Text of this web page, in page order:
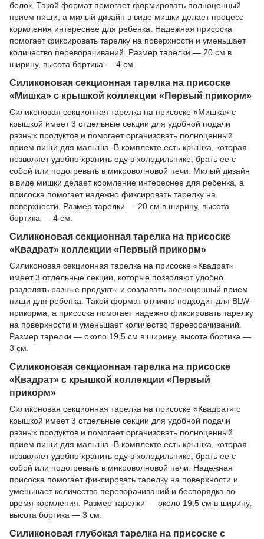
белок. Такой формат помогает формировать полноценный
прием пищи, а милый дизайн в виде мишки делает процесс
кормления интереснее для ребенка. Надежная присоска
помогает фиксировать тарелку на поверхности и уменьшает
количество переворачиваний. Размер тарелки — 20 см в
ширину, высота бортика — 4 см.
Силиконовая секционная тарелка на присоске
«Мишка» с крышкой коллекции «Первый прикорм»
Силиконовая секционная тарелка на присоске «Мишка» с
крышкой имеет 3 отдельные секции для удобной подачи
разных продуктов и помогает организовать полноценный
прием пищи для малыша. В комплекте есть крышка, которая
позволяет удобно хранить еду в холодильнике, брать ее с
собой или подогревать в микроволновой печи. Милый дизайн
в виде мишки делает кормление интереснее для ребенка, а
присоска помогает надежно фиксировать тарелку на
поверхности. Размер тарелки — 20 см в ширину, высота
бортика — 4 см.
Силиконовая секционная тарелка на присоске
«Квадрат» коллекции «Первый прикорм»
Силиконовая секционная тарелка на присоске «Квадрат»
имеет 3 отдельные секции, которые позволяют удобно
разделять разные продукты и создавать полноценный прием
пищи для ребенка. Такой формат отлично подходит для BLW-
прикорма, а присоска помогает надежно фиксировать тарелку
на поверхности и уменьшает количество переворачиваний.
Размер тарелки — около 19,5 см в ширину, высота бортика —
3 см.
Силиконовая секционная тарелка на присоске
«Квадрат» с крышкой коллекции «Первый
прикорм»
Силиконовая секционная тарелка на присоске «Квадрат» с
крышкой имеет 3 отдельные секции для удобной подачи
разных продуктов и помогает организовать полноценный
прием пищи для малыша. В комплекте есть крышка, которая
позволяет удобно хранить еду в холодильнике, брать ее с
собой или подогревать в микроволновой печи. Надежная
присоска помогает фиксировать тарелку на поверхности и
уменьшает количество переворачиваний и беспорядка во
время кормления. Размер тарелки — около 19,5 см в ширину,
высота бортика — 3 см.
Силиконовая глубокая тарелка на присоске с